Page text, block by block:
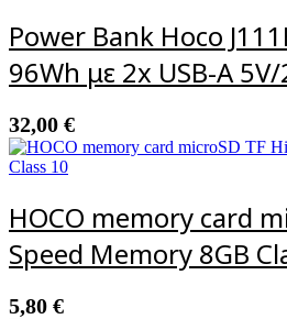
Power Bank Hoco
96Wh με 2x USB-A
32,00 €
HOCO memory card
Speed Memory 8GB
5,80 €